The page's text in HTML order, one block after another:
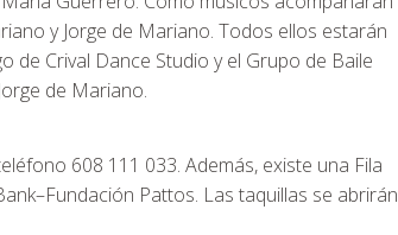
y Jorge de Mariano. Todos ellos estarán
de Crival Dance Studio y el Grupo de Baile
de Mariano.
608 111 033. Además, existe una Fila
Pattos. Las taquillas se abrirán